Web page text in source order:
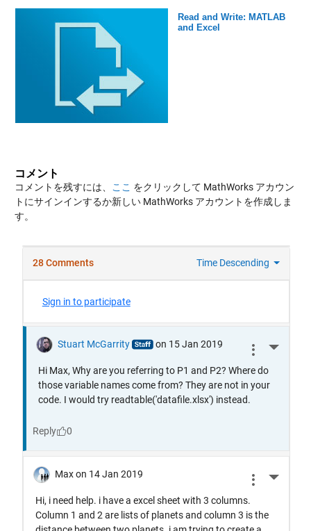
Read and Write: MATLAB
and Excel
コメント
コメントを残すには、 ここ をクリックして MathWorks アカウン
トにサインインするか新しい MathWorks アカウントを作成しま
す。